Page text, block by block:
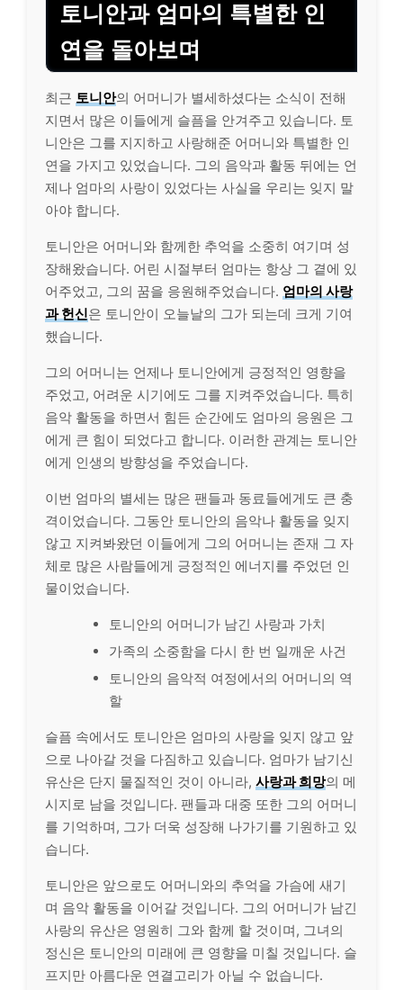
토니안과 엄마의 특별한 인
연을 돌아보며
최근 토니안의 어머니가 별세하셨다는 소식이 전해
지면서 많은 이들에게 슬픔을 안겨주고 있습니다. 토
니안은 그를 지지하고 사랑해준 어머니와 특별한 인
연을 가지고 있었습니다. 그의 음악과 활동 뒤에는 언
제나 엄마의 사랑이 있었다는 사실을 우리는 잊지 말
아야 합니다.
토니안은 어머니와 함께한 추억을 소중히 여기며 성
장해왔습니다. 어린 시절부터 엄마는 항상 그 곁에 있
어주었고, 그의 꿈을 응원해주었습니다. 엄마의 사랑
과 헌신은 토니안이 오늘날의 그가 되는데 크게 기여
했습니다.
그의 어머니는 언제나 토니안에게 긍정적인 영향을
주었고, 어려운 시기에도 그를 지켜주었습니다. 특히
음악 활동을 하면서 힘든 순간에도 엄마의 응원은 그
에게 큰 힘이 되었다고 합니다. 이러한 관계는 토니안
에게 인생의 방향성을 주었습니다.
이번 엄마의 별세는 많은 팬들과 동료들에게도 큰 충
격이었습니다. 그동안 토니안의 음악나 활동을 잊지
않고 지켜봐왔던 이들에게 그의 어머니는 존재 그 자
체로 많은 사람들에게 긍정적인 에너지를 주었던 인
물이었습니다.
토니안의 어머니가 남긴 사랑과 가치
가족의 소중함을 다시 한 번 일깨운 사건
토니안의 음악적 여정에서의 어머니의 역
할
슬픔 속에서도 토니안은 엄마의 사랑을 잊지 않고 앞
으로 나아갈 것을 다짐하고 있습니다. 엄마가 남기신
유산은 단지 물질적인 것이 아니라, 사랑과 희망의 메
시지로 남을 것입니다. 팬들과 대중 또한 그의 어머니
를 기억하며, 그가 더욱 성장해 나가기를 기원하고 있
습니다.
토니안은 앞으로도 어머니와의 추억을 가슴에 새기
며 음악 활동을 이어갈 것입니다. 그의 어머니가 남긴
사랑의 유산은 영원히 그와 함께 할 것이며, 그녀의
정신은 토니안의 미래에 큰 영향을 미칠 것입니다. 슬
프지만 아름다운 연결고리가 아닐 수 없습니다.